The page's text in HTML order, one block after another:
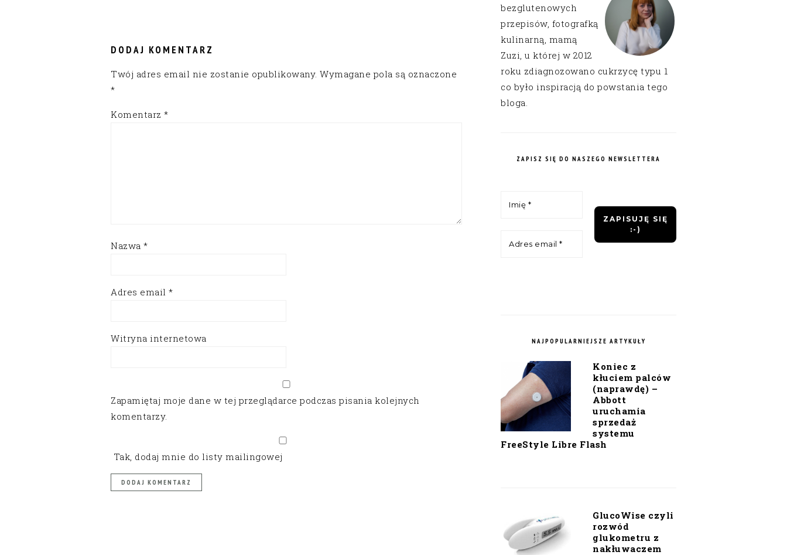
DODAJ KOMENTARZ
Twój adres email nie zostanie opublikowany. Wymagane pola są oznaczone
*
Komentarz *
Nazwa *
Adres email *
Witryna internetowa
Zapamiętaj moje dane w tej przeglądarce podczas pisania kolejnych
komentarzy.
Tak, dodaj mnie do listy mailingowej
bezglutenowych
przepisów, fotografką
kulinarną, mamą
Zuzi, u której w 2012
roku zdiagnozowano cukrzycę typu 1
co było inspiracją do powstania tego
bloga.
ZAPISZ SIĘ DO NASZEGO NEWSLETTERA
NAJPOPULARNIEJSZE ARTYKUŁY
Koniec z
kłuciem palców
(naprawdę) –
Abbott
uruchamia
sprzedaż
systemu
FreeStyle Libre Flash
GlucoWise czyli
rozwód
glukometru z
nakłuwaczem